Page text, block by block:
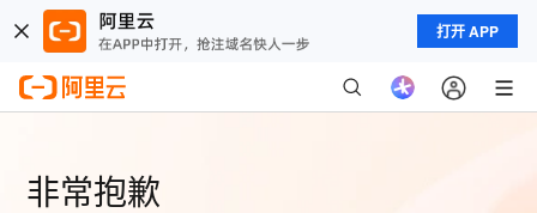
打开 APP
非常抱歉